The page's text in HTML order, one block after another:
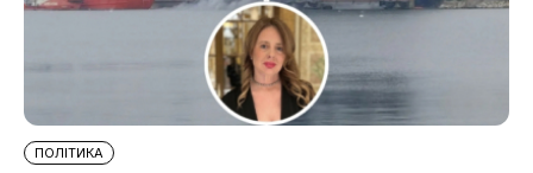
ПОЛІТИКА